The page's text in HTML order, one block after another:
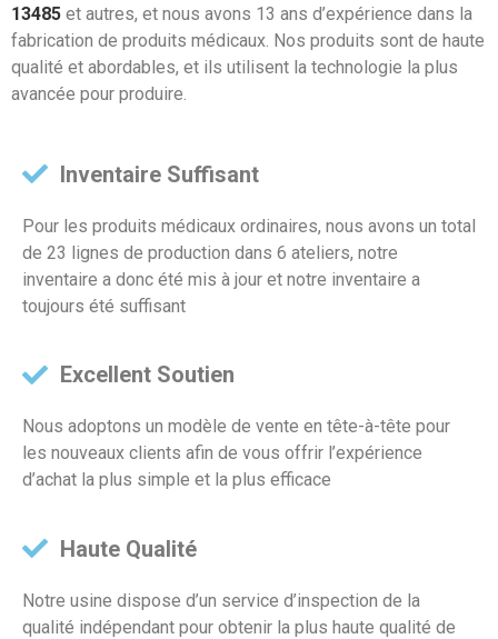
13485 et autres, et nous avons 13 ans d’expérience dans la
fabrication de produits médicaux. Nos produits sont de haute
qualité et abordables, et ils utilisent la technologie la plus
avancée pour produire.
Inventaire Suffisant
Pour les produits médicaux ordinaires, nous avons un total
de 23 lignes de production dans 6 ateliers, notre
inventaire a donc été mis à jour et notre inventaire a
toujours été suffisant
Excellent Soutien
Nous adoptons un modèle de vente en tête-à-tête pour
les nouveaux clients afin de vous offrir l’expérience
d’achat la plus simple et la plus efficace
Haute Qualité
Notre usine dispose d’un service d’inspection de la
qualité indépendant pour obtenir la plus haute qualité de